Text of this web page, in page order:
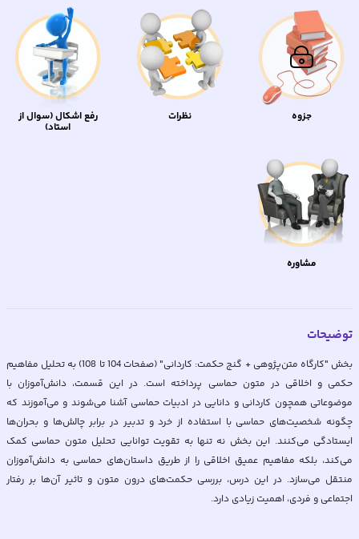
جزوه نظرات رفع اشکال (سوال از
استاد)
مشاوره
توضیحات
بخش "کارگاه متن‌پژوهی + گنج حکمت: کاردانی" (صفحات 104 تا 108) به تحلیل مفاهیم
حکمی و اخلاقی در متون حماسی پرداخته است. در این قسمت، دانش‌آموزان با
موضوعاتی همچون کاردانی و دانایی در ادبیات حماسی آشنا می‌شوند و می‌آموزند که
چگونه شخصیت‌های حماسی با استفاده از خرد و تدبیر در برابر چالش‌ها و بحران‌ها
ایستادگی می‌کنند. این بخش نه تنها به تقویت توانایی تحلیل متون حماسی کمک
می‌کند، بلکه مفاهیم عمیق اخلاقی را از طریق داستان‌های حماسی به دانش‌آموزان
منتقل می‌سازد. در این درس، بررسی حکمت‌های درون متون و تاثیر آن‌ها بر رفتار
اجتماعی و فردی، اهمیت زیادی دارد.